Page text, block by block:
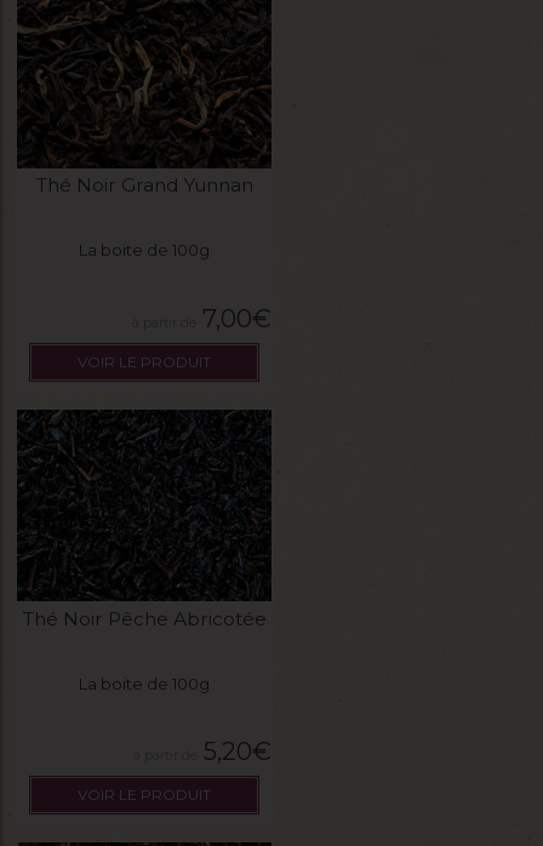
Thé Noir Grand Yunnan
La boite de 100g
7,00€
VOIR LE PRODUIT
Thé Noir Pêche Abricotée
La boite de 100g
5,20€
VOIR LE PRODUIT